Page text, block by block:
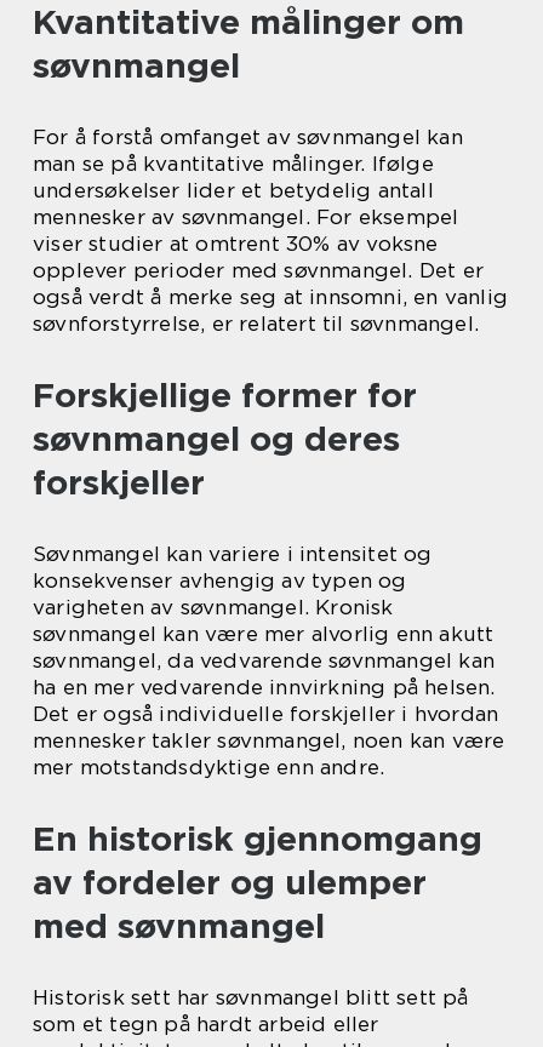
Kvantitative målinger om
søvnmangel
For å forstå omfanget av søvnmangel kan
man se på kvantitative målinger. Ifølge
undersøkelser lider et betydelig antall
mennesker av søvnmangel. For eksempel
viser studier at omtrent 30% av voksne
opplever perioder med søvnmangel. Det er
også verdt å merke seg at innsomni, en vanlig
søvnforstyrrelse, er relatert til søvnmangel.
Forskjellige former for
søvnmangel og deres
forskjeller
Søvnmangel kan variere i intensitet og
konsekvenser avhengig av typen og
varigheten av søvnmangel. Kronisk
søvnmangel kan være mer alvorlig enn akutt
søvnmangel, da vedvarende søvnmangel kan
ha en mer vedvarende innvirkning på helsen.
Det er også individuelle forskjeller i hvordan
mennesker takler søvnmangel, noen kan være
mer motstandsdyktige enn andre.
En historisk gjennomgang
av fordeler og ulemper
med søvnmangel
Historisk sett har søvnmangel blitt sett på
som et tegn på hardt arbeid eller